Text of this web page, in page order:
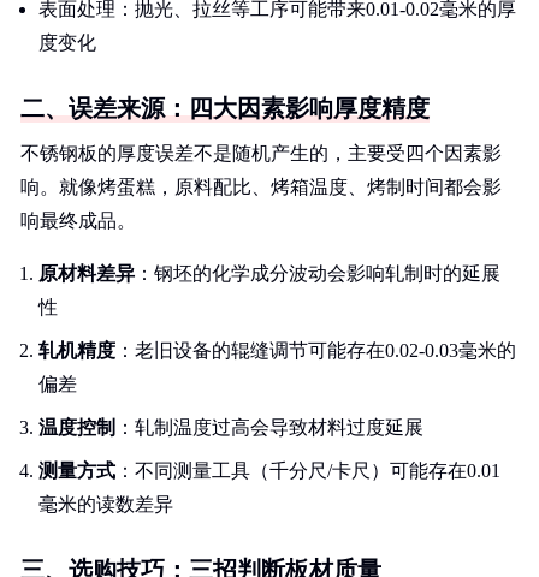
表面处理：抛光、拉丝等工序可能带来0.01-0.02毫米的厚
度变化
二、误差来源：四大因素影响厚度精度
不锈钢板的厚度误差不是随机产生的，主要受四个因素影
响。就像烤蛋糕，原料配比、烤箱温度、烤制时间都会影
响最终成品。
原材料差异 ：钢坯的化学成分波动会影响轧制时的延展
性
轧机精度 ：老旧设备的辊缝调节可能存在0.02-0.03毫米的
偏差
温度控制 ：轧制温度过高会导致材料过度延展
测量方式 ：不同测量工具（千分尺/卡尺）可能存在0.01
毫米的读数差异
三、选购技巧：三招判断板材质量